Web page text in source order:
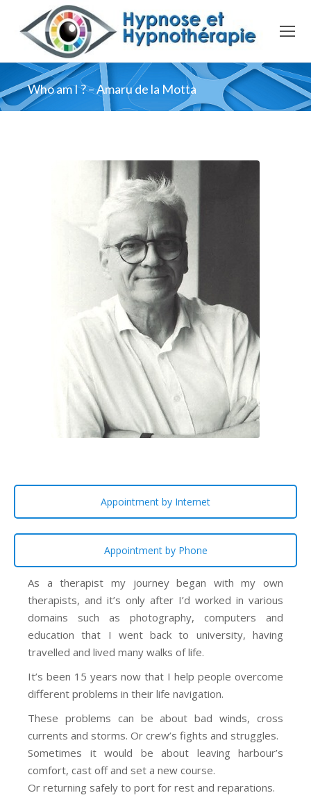
Who am I ? – Amaru de la Motta
As a therapist my journey began with my own
therapists, and it’s only after I’d worked in various
domains such as photography, computers and
education that I went back to university, having
travelled and lived many walks of life.
It’s been 15 years now that I help people overcome
different problems in their life navigation.
These problems can be about bad winds, cross
currents and storms. Or crew’s fights and struggles.
Sometimes it would be about leaving harbour’s
comfort, cast off and set a new course.
Or returning safely to port for rest and reparations.
Appointment by Internet
Appointment by Phone